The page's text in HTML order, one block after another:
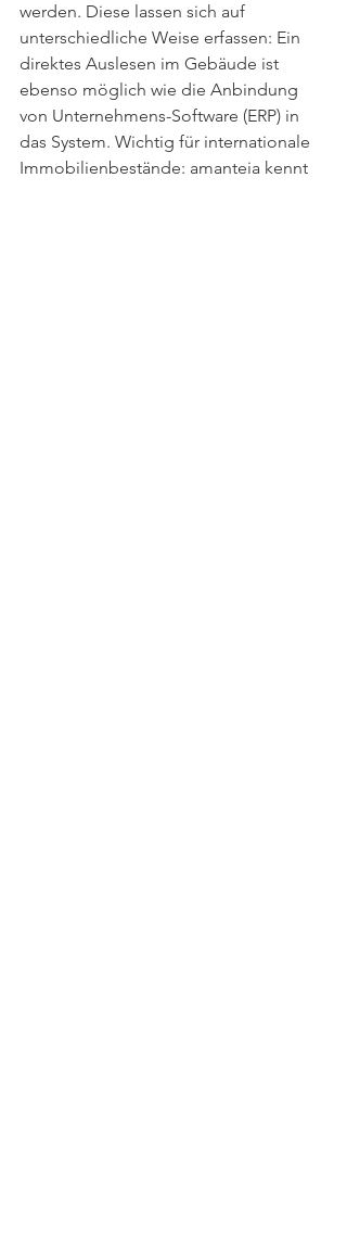
werden. Diese lassen sich auf
unterschiedliche Weise erfassen: Ein
direktes Auslesen im Gebäude ist
ebenso möglich wie die Anbindung
von Unternehmens-Software (ERP) in
das System. Wichtig für internationale
Immobilienbestände: amanteia kennt